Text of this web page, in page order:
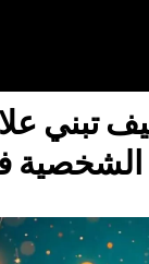
تبني
الشخصية